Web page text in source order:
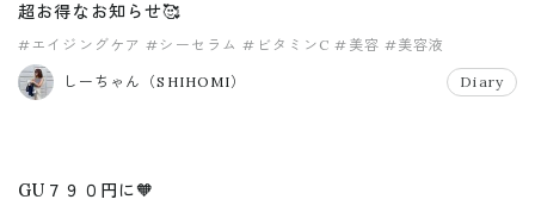
超お得なお知らせ🥰
#エイジングケア #シーセラム #ビタミンC #美容 #美容液
しーちゃん（SHIHOMI） Diary
GU７９０円に🧡